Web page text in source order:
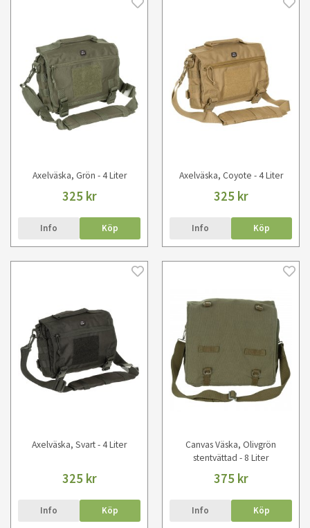
Axelväska, Grön - 4 Liter
325 kr
Info Köp
Axelväska, Coyote - 4 Liter
325 kr
Info Köp
Axelväska, Svart - 4 Liter
325 kr
Info Köp
Canvas Väska, Olivgrön
stentvättad - 8 Liter
375 kr
Info Köp